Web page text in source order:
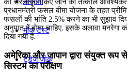
मॉक टेस्ट
टुडेज जीके
को सरलीकृत किए जाने की तत्काल
प्रधानमंत्री फसल बीमा योजना के तहत
फसलों की भांति 2.5% करने का भी सुझाव
अनुपात में होना चाहिए. इसके अलावा मनरेगा
दिया गया है.
अमेरिका और जापान द्वारा संयुक्त रूप
सिस्टम का परीक्षण